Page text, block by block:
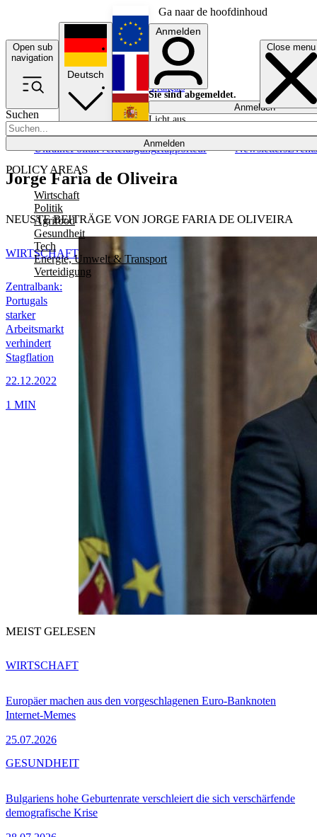
Ga naar de hoofdinhoud
Open sub
navigation
Close menu
Suchen
Anmelden
POLICY AREAS
Wirtschaft
Politik
Agrifood
Gesundheit
Tech
Energie, Umwelt & Transport
Verteidigung
UkrainePolitikVerteidigungRapporteur NewslettersEvents
Deutsch
English
Français
Anmelden
Sie sind abgemeldet.
Anmelden
Licht aus
Jorge Faria de Oliveira
NEUSTE BEITRÄGE VON JORGE FARIA DE OLIVEIRA
Zentralbank:
Portugals
starker
Arbeitsmarkt
verhindert
Stagflation
22.12.2022
WIRTSCHAFT
1 MIN
MEIST GELESEN
Europäer machen aus den vorgeschlagenen Euro-Banknoten
Internet-Memes
25.07.2026
WIRTSCHAFT
Bulgariens hohe Geburtenrate verschleiert die sich verschärfende
demografische Krise
GESUNDHEIT